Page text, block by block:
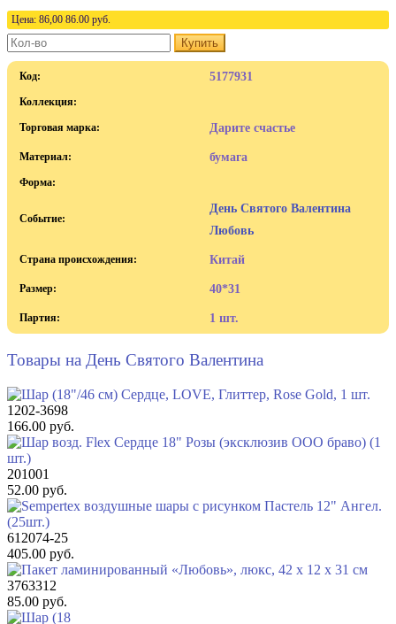
Цена: 86,00 86.00 руб.
Купить
Код: 5177931
Коллекция:
Торговая марка: Дарите счастье
Материал: бумага
Форма:
Событие:
День Святого Валентина
Любовь
Страна происхождения: Китай
Размер: 40*31
Партия: 1 шт.
Товары на День Святого Валентина
1202-3698
166.00 руб.
201001
52.00 руб.
612074-25
405.00 руб.
3763312
85.00 руб.